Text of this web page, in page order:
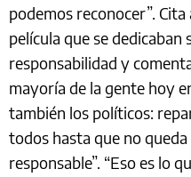
podemos reconocer”.
película que se
responsabilidad y
mayoría de la gente hoy
también los políticos:
todos hasta que no
responsable”. “Eso es lo